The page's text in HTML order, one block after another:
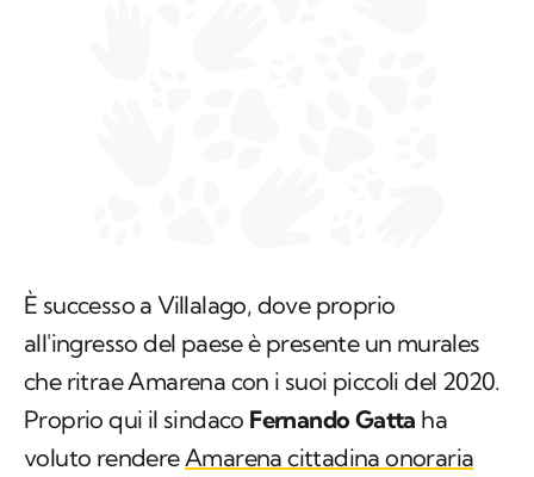
È successo a Villalago, dove proprio
all'ingresso del paese è presente un murales
che ritrae Amarena con i suoi piccoli del 2020.
Proprio qui il sindaco Fernando Gatta ha
voluto rendereAmarena cittadina onoraria